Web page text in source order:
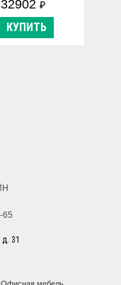
32902₽
КУПИТЬ
65
31